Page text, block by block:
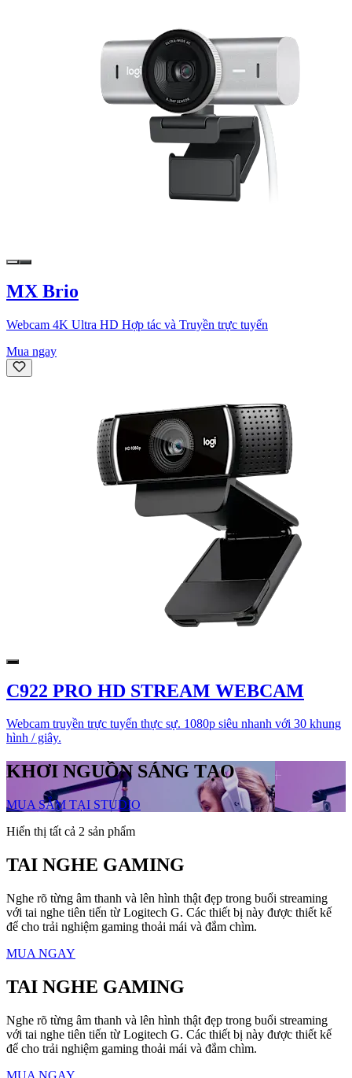
MX Brio
Webcam 4K Ultra HD Hợp tác và Truyền trực tuyến
Mua ngay
C922 PRO HD STREAM WEBCAM
Webcam truyền trực tuyến thực sự. 1080p siêu nhanh với 30 khung
hình / giây.
KHƠI NGUỒN SÁNG TẠO
MUA SẮM TẠI STUDIO
Hiển thị tất cả 2 sản phẩm
TAI NGHE GAMING
Nghe rõ từng âm thanh và lên hình thật đẹp trong buổi streaming
với tai nghe tiên tiến từ Logitech G. Các thiết bị này được thiết kế
để cho trải nghiệm gaming thoải mái và đắm chìm.
MUA NGAY
TAI NGHE GAMING
Nghe rõ từng âm thanh và lên hình thật đẹp trong buổi streaming
với tai nghe tiên tiến từ Logitech G. Các thiết bị này được thiết kế
để cho trải nghiệm gaming thoải mái và đắm chìm.
MUA NGAY